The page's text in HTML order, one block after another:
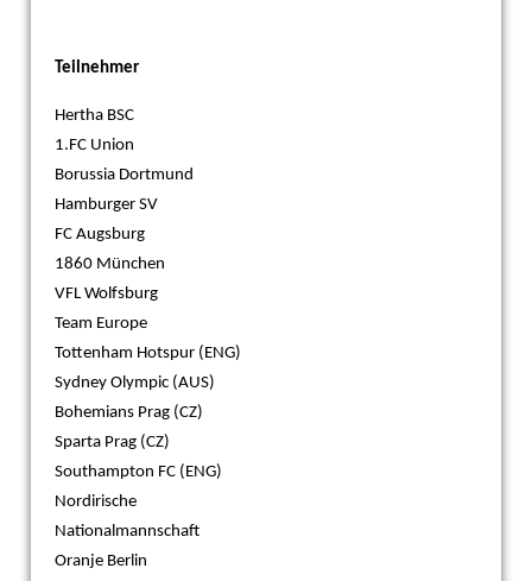
Teilnehmer
Hertha BSC
1.FC Union
Borussia Dortmund
Hamburger SV
FC Augsburg
1860 München
VFL Wolfsburg
Team Europe
Tottenham Hotspur (ENG)
Sydney Olympic (AUS)
Bohemians Prag (CZ)
Sparta Prag (CZ)
Southampton FC (ENG)
Nordirische
Nationalmannschaft
Oranje Berlin